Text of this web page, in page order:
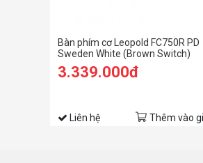
Bàn phím cơ Leopold FC750R PD
Sweden White (Brown Switch)
3.339.000đ
Liên hệ Thêm vào